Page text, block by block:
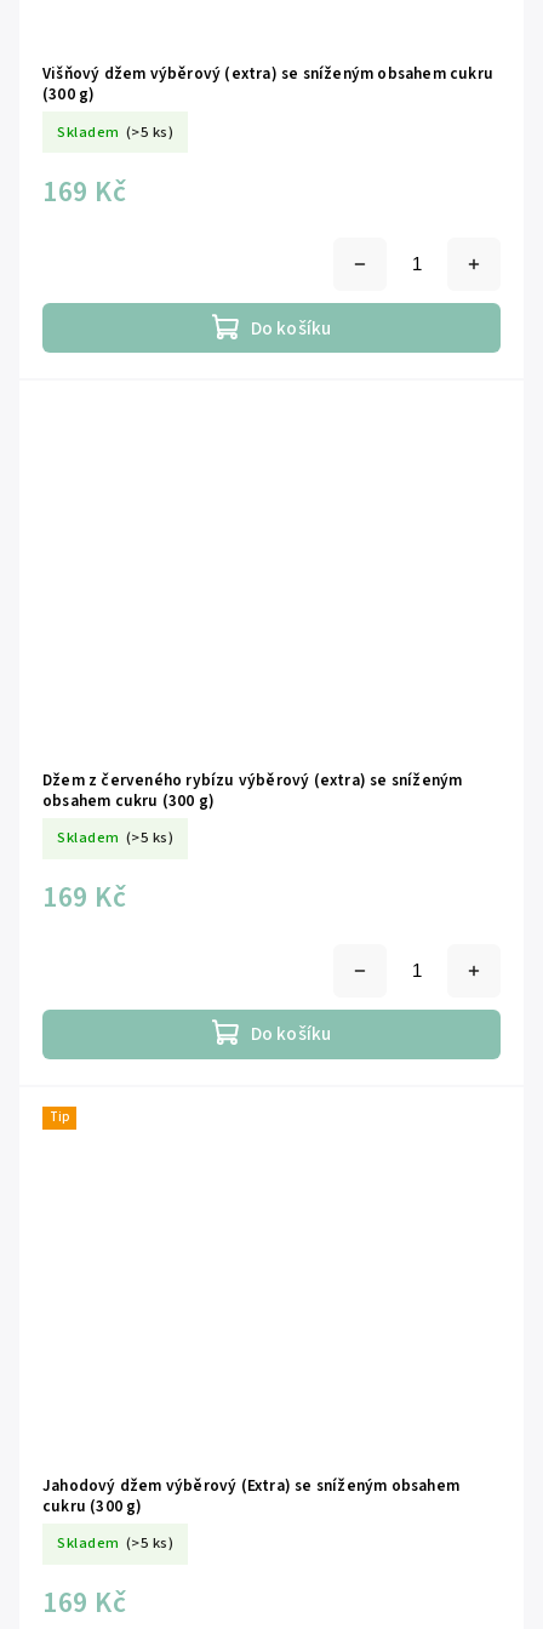
Višňový džem výběrový (extra) se sníženým obsahem cukru
(300 g)
Skladem (>5 ks)
169 Kč
Do košíku
Džem z červeného rybízu výběrový (extra) se sníženým
obsahem cukru (300 g)
Skladem (>5 ks)
169 Kč
Do košíku
Tip
Jahodový džem výběrový (Extra) se sníženým obsahem
cukru (300 g)
Skladem (>5 ks)
169 Kč